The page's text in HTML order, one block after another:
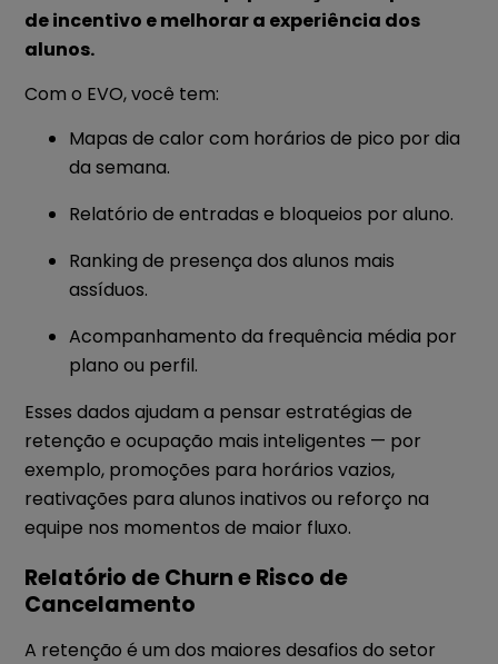
de incentivo e melhorar a experiência dos
alunos.
Com o EVO, você tem:
Mapas de calor com horários de pico por dia
da semana.
Relatório de entradas e bloqueios por aluno.
Ranking de presença dos alunos mais
assíduos.
Acompanhamento da frequência média por
plano ou perfil.
Esses dados ajudam a pensar estratégias de
retenção e ocupação mais inteligentes — por
exemplo, promoções para horários vazios,
reativações para alunos inativos ou reforço na
equipe nos momentos de maior fluxo.
Relatório de Churn e Risco de
Cancelamento
A retenção é um dos maiores desafios do setor